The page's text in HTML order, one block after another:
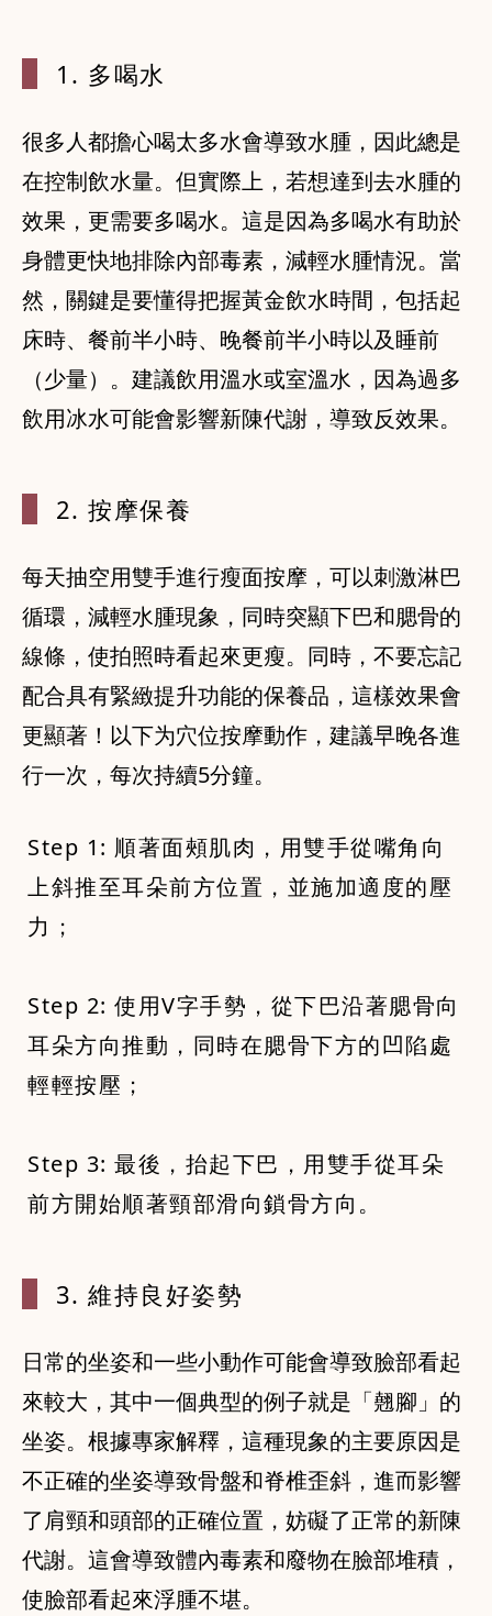
1. 多喝水
很多人都擔心喝太多水會導致水腫，因此總是
在控制飲水量。但實際上，若想達到去水腫的
效果，更需要多喝水。這是因為多喝水有助於
身體更快地排除內部毒素，減輕水腫情況。當
然，關鍵是要懂得把握黃金飲水時間，包括起
床時、餐前半小時、晚餐前半小時以及睡前
（少量）。建議飲用溫水或室溫水，因為過多
飲用冰水可能會影響新陳代謝，導致反效果。
2. 按摩保養
每天抽空用雙手進行瘦面按摩，可以刺激淋巴
循環，減輕水腫現象，同時突顯下巴和腮骨的
線條，使拍照時看起來更瘦。同時，不要忘記
配合具有緊緻提升功能的保養品，這樣效果會
更顯著！以下为穴位按摩動作，建議早晚各進
行一次，每次持續5分鐘。
Step 1: 順著面頰肌肉，用雙手從嘴角向
上斜推至耳朵前方位置，並施加適度的壓
力；
Step 2: 使用V字手勢，從下巴沿著腮骨向
耳朵方向推動，同時在腮骨下方的凹陷處
輕輕按壓；
Step 3: 最後，抬起下巴，用雙手從耳朵
前方開始順著頸部滑向鎖骨方向。
3. 維持良好姿勢
日常的坐姿和一些小動作可能會導致臉部看起
來較大，其中一個典型的例子就是「翹腳」的
坐姿。根據專家解釋，這種現象的主要原因是
不正確的坐姿導致骨盤和脊椎歪斜，進而影響
了肩頸和頭部的正確位置，妨礙了正常的新陳
代謝。這會導致體內毒素和廢物在臉部堆積，
使臉部看起來浮腫不堪。